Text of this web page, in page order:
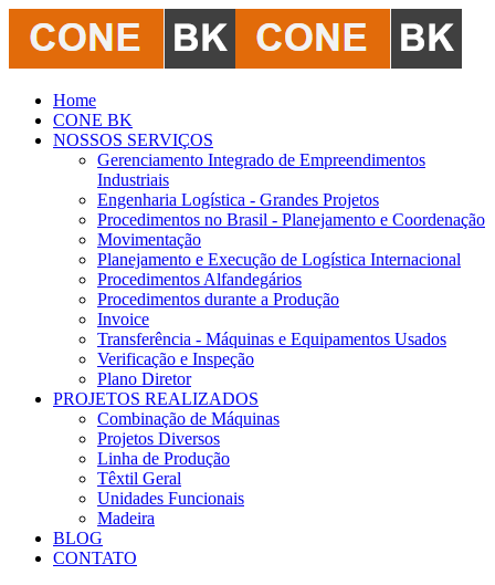
Home
CONE BK
NOSSOS SERVIÇOS
Gerenciamento Integrado de Empreendimentos
Industriais
Engenharia Logística - Grandes Projetos
Procedimentos no Brasil - Planejamento e Coordenação
Movimentação
Planejamento e Execução de Logística Internacional
Procedimentos Alfandegários
Procedimentos durante a Produção
Invoice
Transferência - Máquinas e Equipamentos Usados
Verificação e Inspeção
Plano Diretor
PROJETOS REALIZADOS
Combinação de Máquinas
Projetos Diversos
Linha de Produção
Têxtil Geral
Unidades Funcionais
Madeira
BLOG
CONTATO